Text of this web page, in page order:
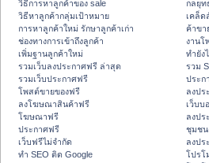
วิธีการหาลูกค้าของ sale
วิธีหาลูกค้ากลุ่มเป้าหมาย
การหาลูกค้าใหม่ รักษาลูกค้าเก่า
ช่องทางการเข้าถึงลูกค้า
เพิ่มฐานลูกค้าใหม่
รวมเว็บลงประกาศฟรี ล่าสุด
รวมเว็บประกาศฟรี
โพสต์ขายของฟรี
ลงโฆษณาสินค้าฟรี
โฆษณาฟรี
ประกาศฟรี
เว็บฟรีไม่จำกัด
ทำ SEO ติด Google
กลยุท
เคล็ด
ค้าขา
งานโ
ทํายัง
รวม
ประก
ลงปร
เว็บบ
ลงปร
ชุมชน
ลงปร
โปรโ